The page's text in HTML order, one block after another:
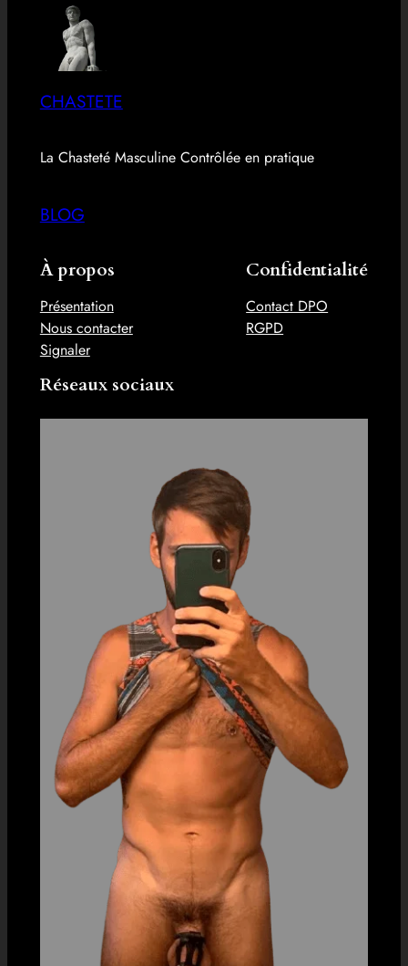
CHASTETE
La Chasteté Masculine Contrôlée en pratique
BLOG
À propos
Présentation
Nous contacter
Signaler
Confidentialité
Contact DPO
RGPD
Réseaux sociaux